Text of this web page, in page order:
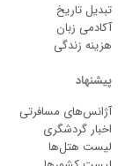
تبدیل تاریخ
آکادمی زبان
هزینه زندگی
پیشنهاد
آژانس‌های مسافرتی
اخبار گردشگری
لیست هتل‌ها